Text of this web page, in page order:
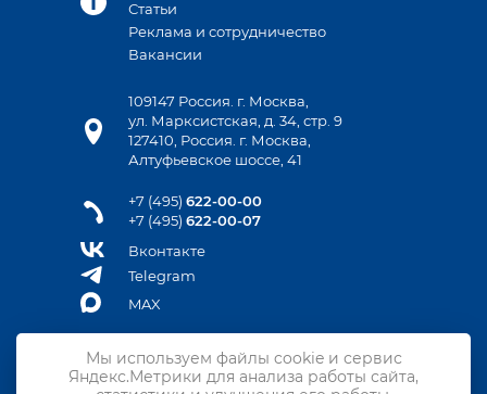
Статьи
Реклама и сотрудничество
Вакансии
109147 Россия. г. Москва,
ул. Марксистская, д. 34, стр. 9
127410, Россия. г. Москва,
Алтуфьевское шоссе, 41
+7 (495) 622-00-00
+7 (495) 622-00-07
Вконтакте
Telegram
MAX
Мы используем файлы cookie и сервис
Яндекс.Метрики для анализа работы сайта,